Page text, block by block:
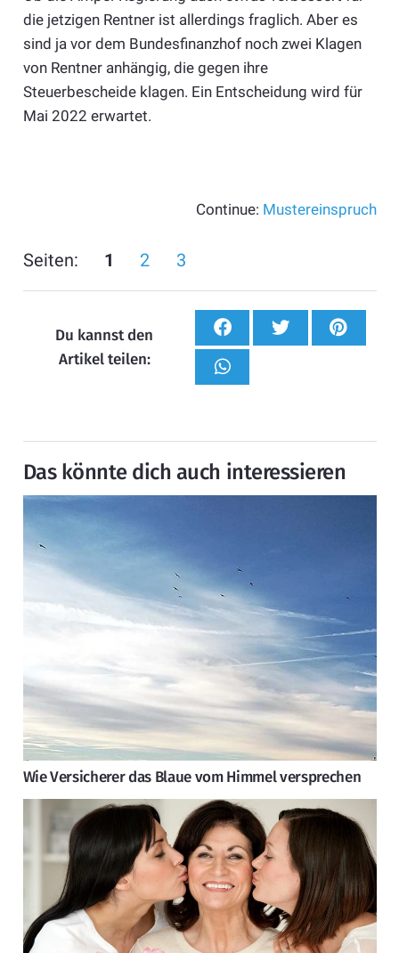
die jetzigen Rentner ist allerdings fraglich. Aber es
sind ja vor dem Bundesfinanzhof noch zwei Klagen
von Rentner anhängig, die gegen ihre
Steuerbescheide klagen. Ein Entscheidung wird für
Mai 2022 erwartet.
Continue: Mustereinspruch
Seiten: 1 2 3
Du kannst den
Artikel teilen:
Das könnte dich auch interessieren
Wie Versicherer das Blaue vom Himmel versprechen